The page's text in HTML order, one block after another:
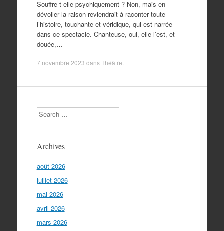
Souffre-t-elle psychiquement ? Non, mais en
dévoiler la raison reviendrait à raconter toute
l’histoire, touchante et véridique, qui est narrée
dans ce spectacle. Chanteuse, oui, elle l’est, et
douée,…
7 novembre 2023 dansThéâtre
Search
Archives
août 2026
juillet 2026
mai 2026
avril 2026
mars 2026